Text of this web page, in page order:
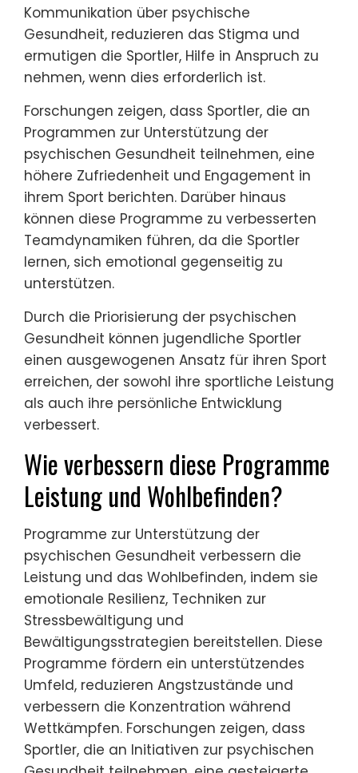
Kommunikation über psychische
Gesundheit, reduzieren das Stigma und
ermutigen die Sportler, Hilfe in Anspruch zu
nehmen, wenn dies erforderlich ist.
Forschungen zeigen, dass Sportler, die an
Programmen zur Unterstützung der
psychischen Gesundheit teilnehmen, eine
höhere Zufriedenheit und Engagement in
ihrem Sport berichten. Darüber hinaus
können diese Programme zu verbesserten
Teamdynamiken führen, da die Sportler
lernen, sich emotional gegenseitig zu
unterstützen.
Durch die Priorisierung der psychischen
Gesundheit können jugendliche Sportler
einen ausgewogenen Ansatz für ihren Sport
erreichen, der sowohl ihre sportliche Leistung
als auch ihre persönliche Entwicklung
verbessert.
Wie verbessern diese Programme
Leistung und Wohlbefinden?
Programme zur Unterstützung der
psychischen Gesundheit verbessern die
Leistung und das Wohlbefinden, indem sie
emotionale Resilienz, Techniken zur
Stressbewältigung und
Bewältigungsstrategien bereitstellen. Diese
Programme fördern ein unterstützendes
Umfeld, reduzieren Angstzustände und
verbessern die Konzentration während
Wettkämpfen. Forschungen zeigen, dass
Sportler, die an Initiativen zur psychischen